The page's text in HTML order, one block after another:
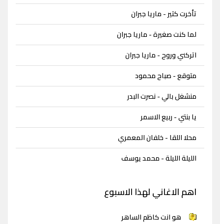
تأخرت كتير - ماريا جبران
لما كنت صغيرة - ماريا جبران
اتركني وروح - ماريا جبران
متوقع - صباح محمود
منشغل بالي - نصرت البدر
يا بنتي - ربيع الاسمر
محلا اللقا - خلفان المعمري
الليلة الليلة - محمد يوسف
اهم الاغاني لهذا الاسبوع
هو انت كاظم الساهر